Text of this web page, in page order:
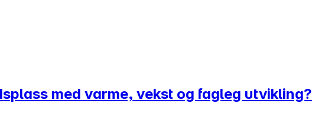
med varme, vekst og fagleg utvikling?